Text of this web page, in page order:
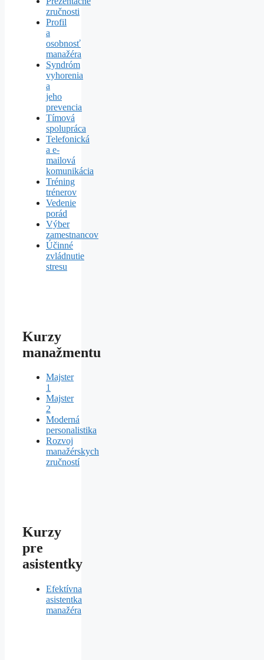
zručnosti
Profil
a
osobnosť
manažéra
Syndróm
vyhorenia
a
jeho
prevencia
Tímová
spolupráca
Telefonická
a e-
mailová
komunikácia
Tréning
trénerov
Vedenie
porád
Výber
zamestnancov
Účinné
zvládnutie
stresu
Kurzy
manažmentu
Majster
1
Majster
2
Moderná
personalistika
Rozvoj
manažérskych
zručností
Kurzy
pre
asistentky
Efektívna
asistentka
manažéra